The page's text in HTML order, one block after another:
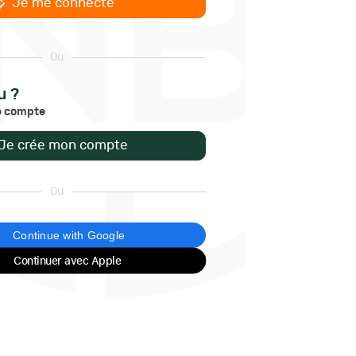
Je me connecte
Ou
?
compte
crée mon compte
Ou
Continue with Google
Continuer avec Apple